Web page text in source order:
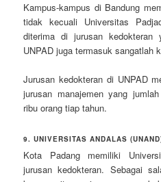
Kampus-kampus di Bandung
tidak kecuali Universitas
diterima di jurusan
UNPAD juga termasuk sangatlah
Jurusan kedokteran di UNPAD
jurusan manajemen yang
ribu orang tiap tahun.
9. UNIVERSITAS ANDALAS
Kota Padang memiliki
jurusan kedokteran. Sebagai